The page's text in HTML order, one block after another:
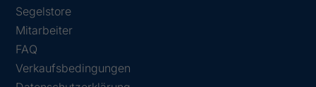
Segelstore
Mitarbeiter
FAQ
Verkaufsbedingungen